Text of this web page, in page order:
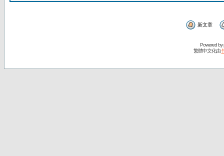
新文章
Powered by
繁體中文化由